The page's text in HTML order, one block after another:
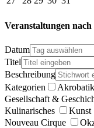
Veranstaltungen
Datum
Titel
Beschreibung
Kategorien
Akrobatik
Gesellschaft &
Kulinarisches
Kunst
Nouveau Cirque